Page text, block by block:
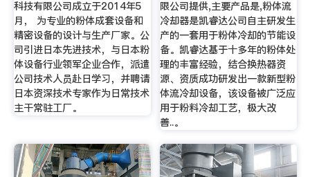
科技有限公司成立于2014年5
月， 为专业的粉体成套设备和
精密设备的设计与生产厂家。公
司引进日本先进技术，与日本粉
体设备行业领军企业合作，派遣
公司技术人员赴日学习，并聘请
日本资深技术专家作为日常技术
主干常驻工厂。
限公司提供,主要产品是,粉体流
冷却器是凯睿达公司自主研发生
产的一套用于粉体冷却的节能设
备。凯睿达基于十多年的粉体处
理的丰富经验，结合换热器资
源、资质成功研发出一款新型粉
体流冷却设备，该设备被广泛应
用于粉料冷却工艺，极大改
善..。